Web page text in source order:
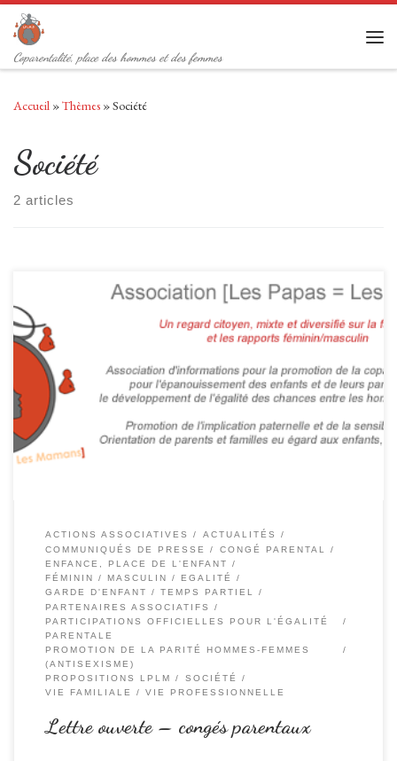
Passer au contenu
Coparentalité, place des hommes et des femmes
Accueil »Thèmes »Société
Société
2 articles
Extraits, la lettre est disponible au téléchargement en fin d’article,
envoyée à l’IGAS, aux députés et à la presse. Lettre ouverte, collectif
associatif : […]
ACTIONS ASSOCIATIVES
ACTUALITÉS
COMMUNIQUÉS DE PRESSE
CONGÉ PARENTAL
ENFANCE, PLACE DE L'ENFANT
FÉMININ / MASCULIN / EGALITÉ
GARDE D'ENFANT / TEMPS PARTIEL
PARTENAIRES ASSOCIATIFS
PARTICIPATIONS OFFICIELLES POUR L'ÉGALITÉ
PARENTALE
PROMOTION DE LA PARITÉ HOMMES-FEMMES
(ANTISEXISME)
PROPOSITIONS LPLM
SOCIÉTÉ
VIE FAMILIALE / VIE PROFESSIONNELLE
Lettre ouverte – congés parentaux